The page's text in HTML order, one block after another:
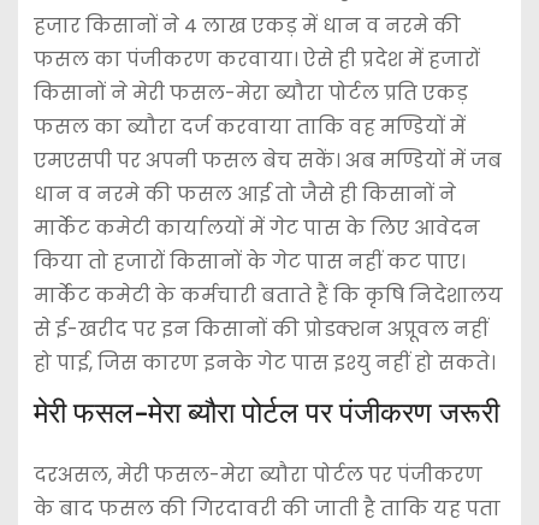
हजार किसानों ने 4 लाख एकड़ में धान व नरमे की
फसल का पंजीकरण करवाया। ऐसे ही प्रदेश में हजारों
किसानों ने मेरी फसल-मेरा ब्यौरा पोर्टल प्रति एकड़
फसल का ब्यौरा दर्ज करवाया ताकि वह मण्डियों में
एमएसपी पर अपनी फसल बेच सकें। अब मण्डियों में जब
धान व नरमे की फसल आई तो जैसे ही किसानों ने
मार्केट कमेटी कार्यालयों में गेट पास के लिए आवेदन
किया तो हजारों किसानों के गेट पास नहीं कट पाए।
मार्केट कमेटी के कर्मचारी बताते हैं कि कृषि निदेशालय
से ई-खरीद पर इन किसानों की प्रोडक्शन अप्रूवल नहीं
हो पाई, जिस कारण इनके गेट पास इश्यु नहीं हो सकते।
मेरी फसल-मेरा ब्यौरा पोर्टल पर पंजीकरण जरूरी
दरअसल, मेरी फसल-मेरा ब्यौरा पोर्टल पर पंजीकरण
के बाद फसल की गिरदावरी की जाती है ताकि यह पता